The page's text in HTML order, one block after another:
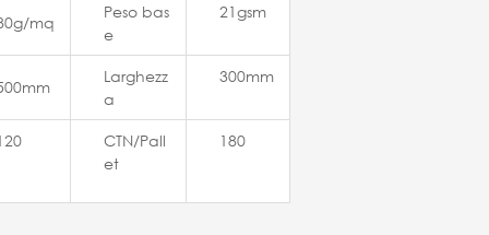
mq
Peso bas
e
21gsm
Larghezz
a
300mm
CTN/Pall
et
180